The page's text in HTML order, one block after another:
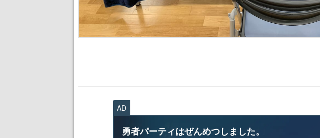
AD
勇者パーティはぜんめつしました。